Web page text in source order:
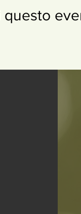
questo